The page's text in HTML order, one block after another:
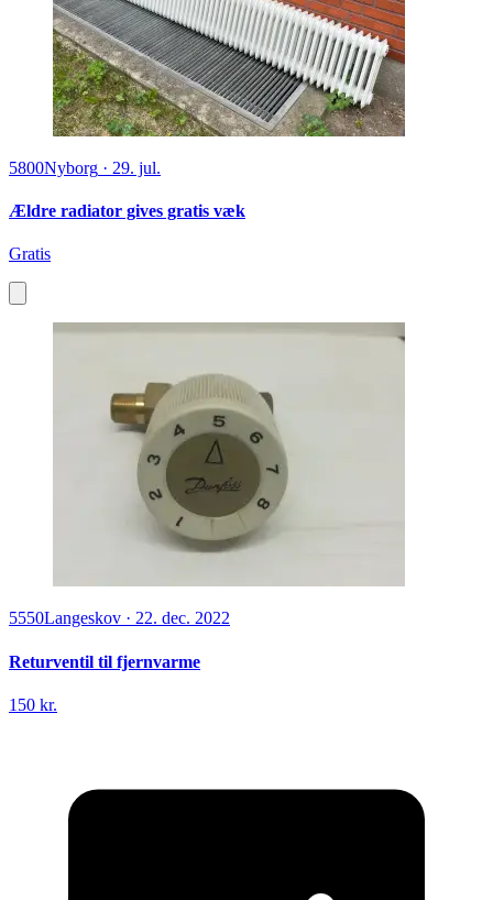
5800Nyborg · 29. jul.
Ældre radiator gives gratis væk
Gratis
5550Langeskov · 22. dec. 2022
Returventil til fjernvarme
150 kr.